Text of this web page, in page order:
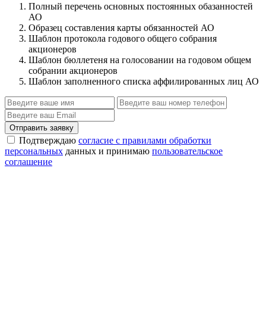
Полный перечень основных постоянных обазанностей
АО
Образец составления карты обязанностей АО
Шаблон протокола годового общего собрания
акционеров
Шаблон бюллетеня на голосовании на годовом общем
собрании акционеров
Шаблон заполненного списка аффилированных лиц АО
Отправить заявку
Подтверждаю согласие с правилами обработки
персональных данных и принимаю пользовательское
соглашение